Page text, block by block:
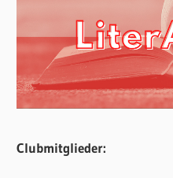
Clubmitglieder: